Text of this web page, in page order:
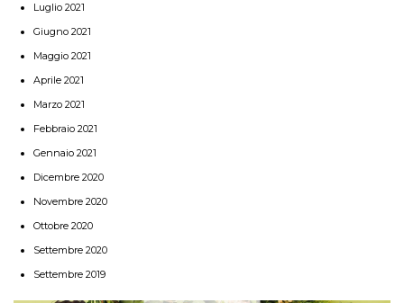
Luglio 2021
Giugno 2021
Maggio 2021
Aprile 2021
Marzo 2021
Febbraio 2021
Gennaio 2021
Dicembre 2020
Novembre 2020
Ottobre 2020
Settembre 2020
Settembre 2019